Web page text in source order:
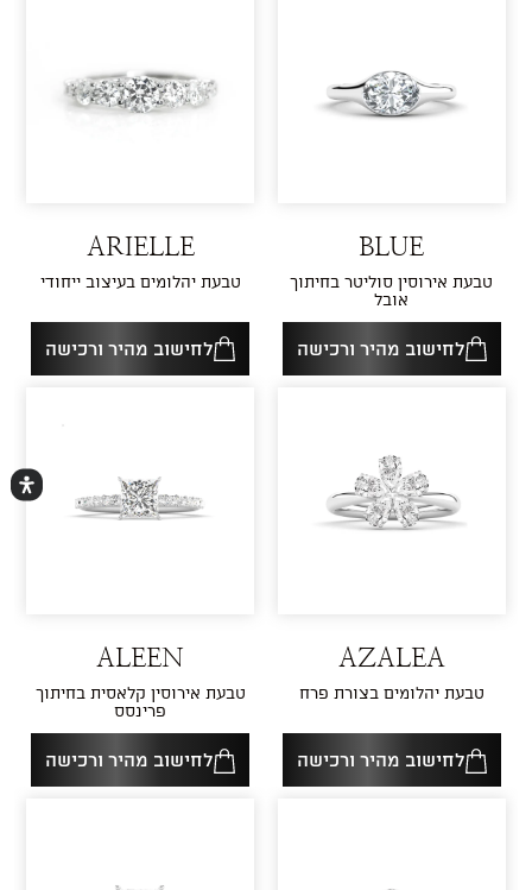
BLUE
טבעת אירוסין סוליטר בחיתוך
אובל
לחישוב מהיר ורכישה
ARIELLE
טבעת יהלומים בעיצוב ייחודי
לחישוב מהיר ורכישה
AZALEA
טבעת יהלומים בצורת פרח
לחישוב מהיר ורכישה
ALEEN
טבעת אירוסין קלאסית בחיתוך
פרינסס
לחישוב מהיר ורכישה